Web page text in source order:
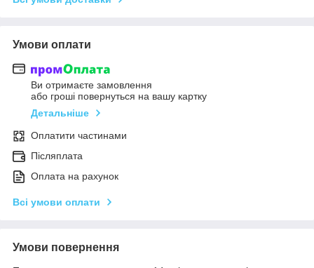
Умови оплати
Ви отримаєте замовлення
або гроші повернуться на вашу картку
Детальніше
Оплатити частинами
Післяплата
Оплата на рахунок
Всі умови оплати
Умови повернення